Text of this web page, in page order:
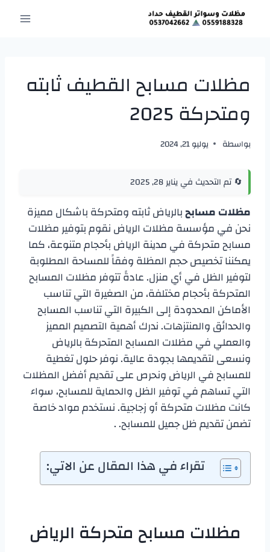
التجاوز
مظلات مسابح القطيف ثابته
ومتحركة 2025
بواسطة يوليو 21, 2024
🔄 تم التحديث في يناير 28, 2025
مظلات مسابحبالرياض ثابته ومتحركة باشكال مميزة
نحن في مؤسسة مظلات الرياض نقوم بتوفير مظلات
مسابح متحركة في مدينة الرياض بأحجام متنوعة، كما
يمكننا تخصيص حجم المظلة وفقاً للمساحة المطلوبة
لتوفير الظل في أي منزل. عادةً تتوفر مظلات المسابح
المتحركة بأحجام مختلفة، من الصغيرة التي تناسب
الأماكن المحدودة إلى الكبيرة التي تناسب المسابح
والحدائق والمنتزهات. ندرك أهمية التصميم المميز
والعملي في مظلات المسابح المتحركة بالرياض
ونسعى لتقديمها بجودة عالية. نوفر حلول تغطية
للمسابح في الرياض ونحرص على تقديم أفضل المظلات
التي تساهم في توفير الظل والحماية للمسابح، سواء
كانت مظلات متحركة أو زجاجية. نستخدم مواد خاصة
تضمن تقديم ظل جميل للمسابح. .
تقراء في هذا المقال عن الاتي:
مظلات مسابح متحركة الرياض